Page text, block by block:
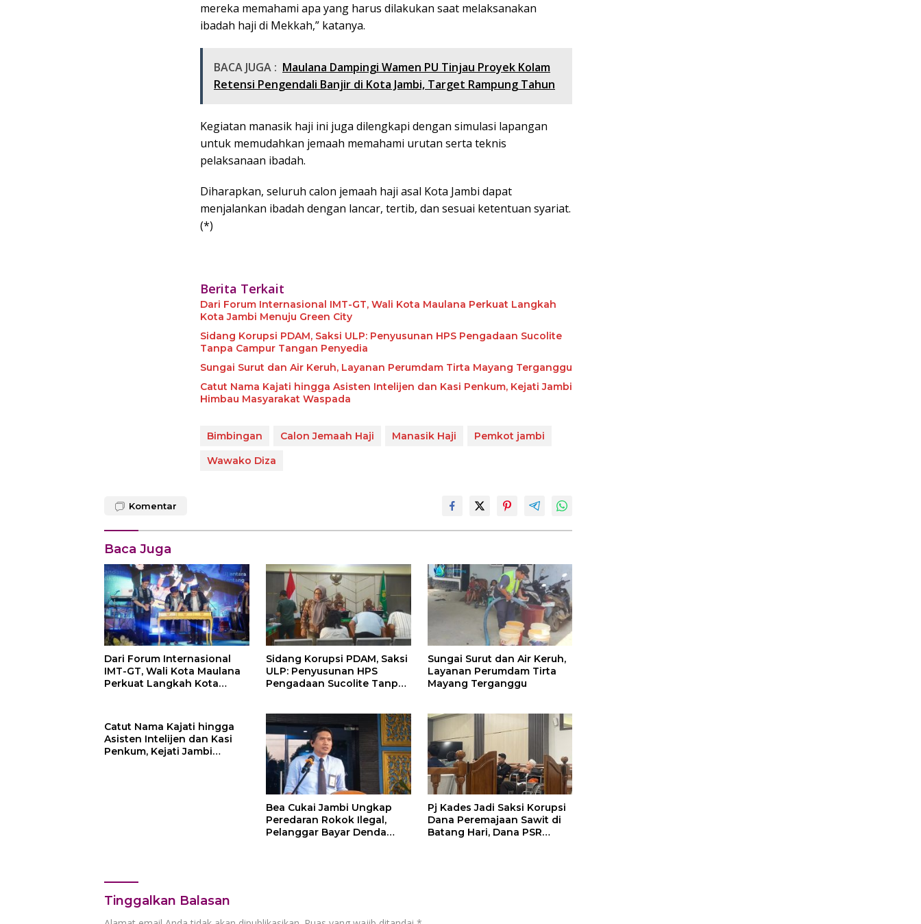
mereka memahami apa yang harus dilakukan saat melaksanakan
ibadah haji di Mekkah,” katanya.
BACA JUGA : Maulana Dampingi Wamen PU Tinjau Proyek Kolam
Retensi Pengendali Banjir di Kota Jambi, Target Rampung Tahun
Kegiatan manasik haji ini juga dilengkapi dengan simulasi lapangan
untuk memudahkan jemaah memahami urutan serta teknis
pelaksanaan ibadah.
Diharapkan, seluruh calon jemaah haji asal Kota Jambi dapat
menjalankan ibadah dengan lancar, tertib, dan sesuai ketentuan syariat.
(*)
Berita Terkait
Dari Forum Internasional IMT-GT, Wali Kota Maulana Perkuat Langkah
Kota Jambi Menuju Green City
Sidang Korupsi PDAM, Saksi ULP: Penyusunan HPS Pengadaan Sucolite
Tanpa Campur Tangan Penyedia
Sungai Surut dan Air Keruh, Layanan Perumdam Tirta Mayang Terganggu
Catut Nama Kajati hingga Asisten Intelijen dan Kasi Penkum, Kejati Jambi
Himbau Masyarakat Waspada
Bimbingan Calon Jemaah Haji Manasik Haji
Pemkot jambi
Wawako Diza
Komentar
Baca Juga
Dari Forum Internasional
IMT-GT, Wali Kota Maulana
Perkuat Langkah Kota
Sidang Korupsi PDAM, Saksi
ULP: Penyusunan HPS
Pengadaan Sucolite Tanpa
Sungai Surut dan Air Keruh,
Layanan Perumdam Tirta
Mayang Terganggu
Catut Nama Kajati hingga
Asisten Intelijen dan Kasi
Penkum, Kejati Jambi
Bea Cukai Jambi Ungkap
Peredaran Rokok Ilegal,
Pelanggar Bayar Denda
Pj Kades Jadi Saksi Korupsi
Dana Peremajaan Sawit di
Batang Hari, Dana PSR
Tinggalkan Balasan